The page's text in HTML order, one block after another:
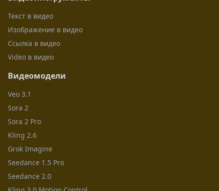
Текст в видео
Изображение в видео
Ссылка в видео
Video в видео
Видеомодели
Veo 3.1
Sora 2
Sora 2 Pro
Kling 2.6
Grok Imagine
Seedance 1.5 Pro
Seedance 2.0